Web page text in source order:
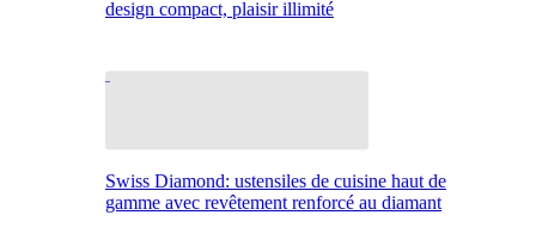
design compact, plaisir illimité
Swiss Diamond: ustensiles de cuisine haut de
gamme avec revêtement renforcé au diamant